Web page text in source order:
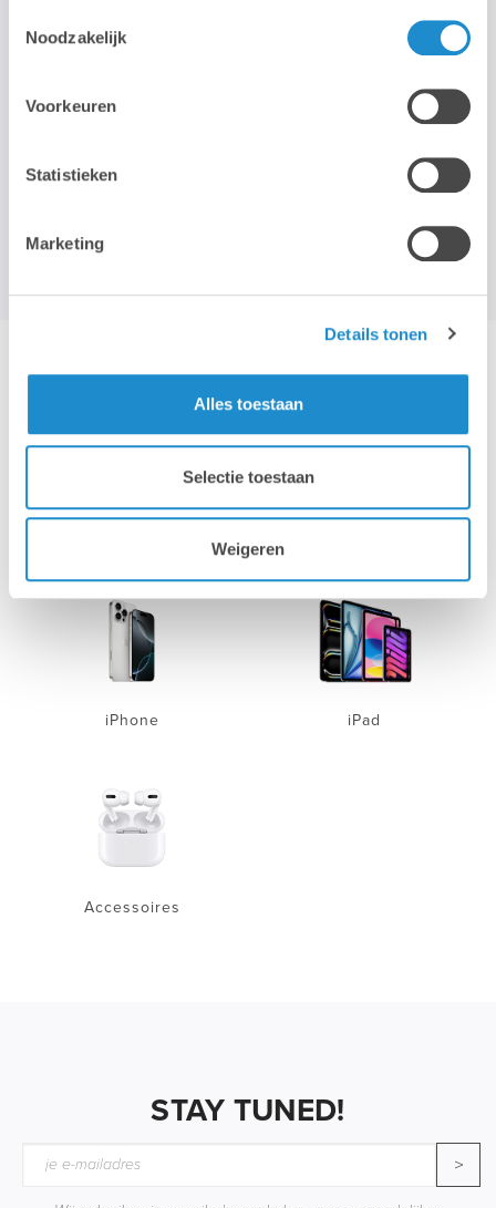
Noodzakelijk
Voorkeuren
Statistieken
Marketing
Details tonen
Alles toestaan
Selectie toestaan
Weigeren
iPhone iPad
Accessoires
STAY TUNED!
>